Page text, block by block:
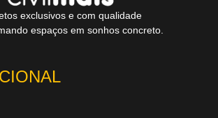
exclusivos e com qualidade
espaços em sonhos concreto.